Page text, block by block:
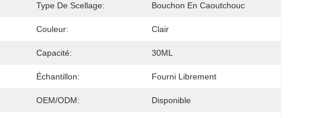
Type De Scellage: Bouchon En Caoutchouc
Couleur: Clair
Capacité: 30ML
Échantillon: Fourni Librement
OEM/ODM: Disponible